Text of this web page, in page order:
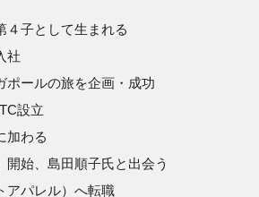
子として生まれる
社
ールの旅を企画・成功
設立
加わる
始、島田順子氏と出会う
パレル）へ転職